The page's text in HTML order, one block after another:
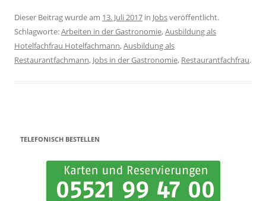
Dieser Beitrag wurde am 13. Juli 2017 in Jobsveröffentlicht.
Schlagworte:Arbeiten in der Gastronomie,Ausbildung als
Hotelfachfrau Hotelfachmann,Ausbildung als
Restaurantfachmann, Jobs in der Gastronomie, Restaurantfachfrau.
TELEFONISCH BESTELLEN